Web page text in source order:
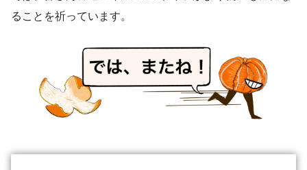
ることを祈っています。